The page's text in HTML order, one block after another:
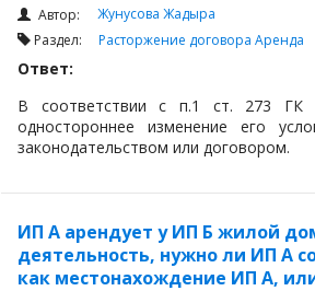
Автор: Жунусова Жадыра
Раздел: Расторжение договора Аренда
Ответ:
В соответствии с п.1 ст. 273 ГК
одностороннее изменение его
законодательством или договором.
ИП А арендует у ИП Б жилой
деятельность, нужно ли ИП А
как местонахождение ИП А,